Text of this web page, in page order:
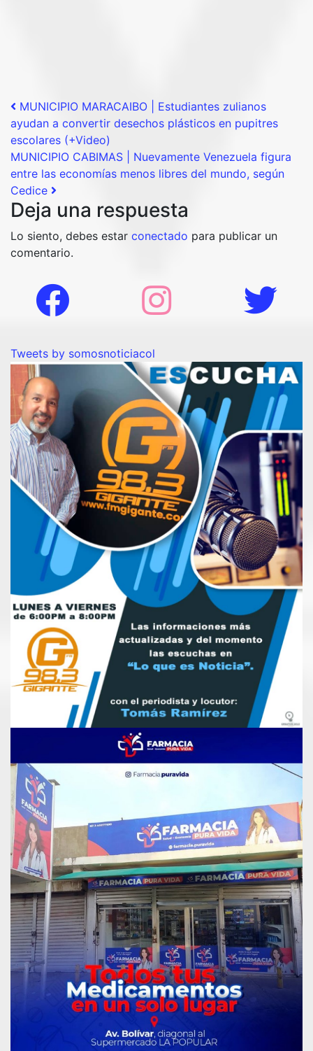
Post navigation
MUNICIPIO MARACAIBO | Estudiantes zulianos
ayudan a convertir desechos plásticos en pupitres
escolares (+Video)
MUNICIPIO CABIMAS | Nuevamente Venezuela figura
entre las economías menos libres del mundo, según
Cedice
Deja una respuesta
Lo siento, debes estar conectado para publicar un
comentario.
Tweets by somosnoticiacol